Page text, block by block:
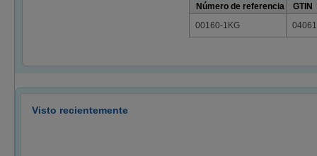
Número de referencia
GTIN
00160-1KG
Visto recientemente